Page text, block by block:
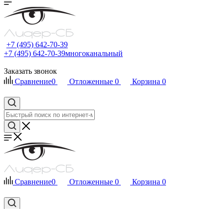
+7 (495) 642-70-39
+7 (495) 642-70-39многоканальный
Заказать звонок
Сравнение0 Отложенные 0 Корзина 0
Сравнение0 Отложенные 0 Корзина 0